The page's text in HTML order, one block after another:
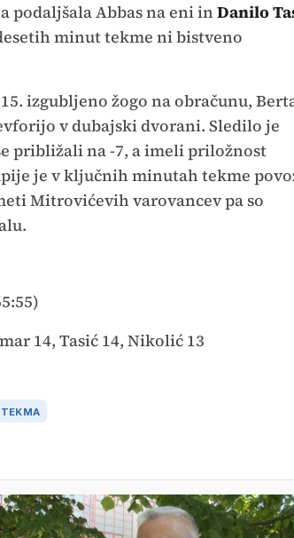
podaljšala Abbas na eni inDanilo
minut tekme ni bistveno
izgubljeno žogo na obračunu,
v dubajski dvorani. Sledilo je
približali na -7, a imeli priložnost
je v ključnih minutah tekme
Mitrovićevih varovancev pa so
14, Tasić 14, Nikolić 13